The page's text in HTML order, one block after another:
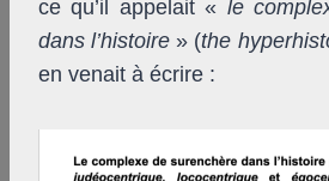
ce qu’il appelait « le
dans l’histoire » (the
en venait à écrire :